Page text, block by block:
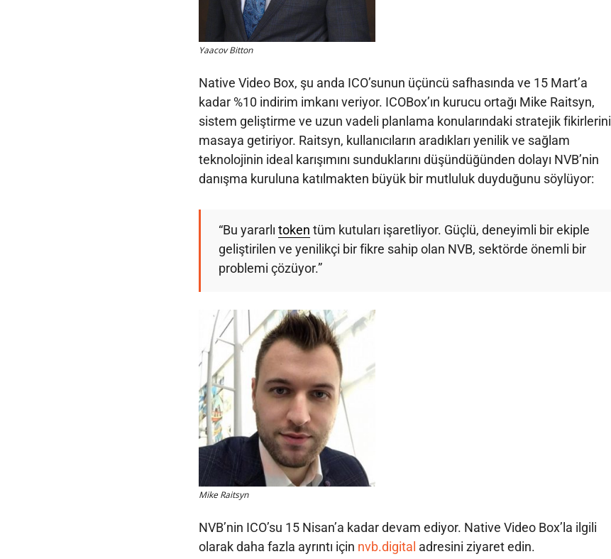
Yaacov Bitton
Native Video Box, şu anda ICO’sunun üçüncü safhasında ve 15 Mart’a
kadar %10 indirim imkanı veriyor. ICOBox’ın kurucu ortağı Mike Raitsyn,
sistem geliştirme ve uzun vadeli planlama konularındaki stratejik fikirlerini
masaya getiriyor. Raitsyn, kullanıcıların aradıkları yenilik ve sağlam
teknolojinin ideal karışımını sunduklarını düşündüğünden dolayı NVB’nin
danışma kuruluna katılmakten büyük bir mutluluk duyduğunu söylüyor:
“Bu yararlı token tüm kutuları işaretliyor. Güçlü, deneyimli bir ekiple
geliştirilen ve yenilikçi bir fikre sahip olan NVB, sektörde önemli bir
problemi çözüyor.”
Mike Raitsyn
NVB’nin ICO’su 15 Nisan’a kadar devam ediyor. Native Video Box’la ilgili
olarak daha fazla ayrıntı için nvb.digital adresini ziyaret edin.